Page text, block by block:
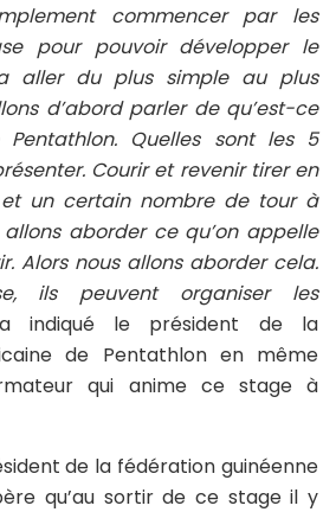
commencer par les
pour pouvoir développer le
aller du plus simple au plus
d’abord parler de qu’est-ce
Quelles sont les 5
Courir et revenir tirer en
un certain nombre de tour à
allons aborder ce qu’on appelle
Alors nous allons aborder cela.
ils peuvent organiser les
indiqué le président de la
de Pentathlon en même
qui anime ce stage à
de la fédération guinéenne
qu’au sortir de ce stage il y